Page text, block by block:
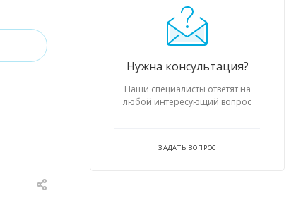
Нужна консультация?
Наши специалисты ответят на
любой интересующий вопрос
ЗАДАТЬ ВОПРОС